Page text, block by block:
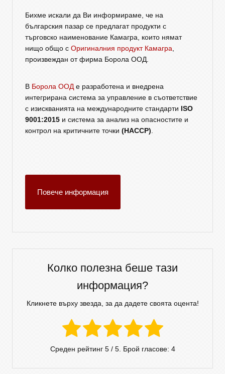
Бихме искали да Ви информираме, че на
българския пазар се предлагат продукти с
търговско наименование Камагра, които нямат
нищо общо с Оригиналния продукт Камагра,
произвеждан от фирма Борола ООД.
В Борола ООДе разработена и внедрена
интегрирана система за управление в съответствие
с изискванията на международните стандарти ISO
9001:2015 и система за анализ на опасностите и
контрол на критичните точки (HACCP).
Повече информация
Колко полезна беше тази
информация?
Кликнете върху звезда, за да дадете своята оцента!
Среден рейтинг 5/ 5. Брой гласове: 4